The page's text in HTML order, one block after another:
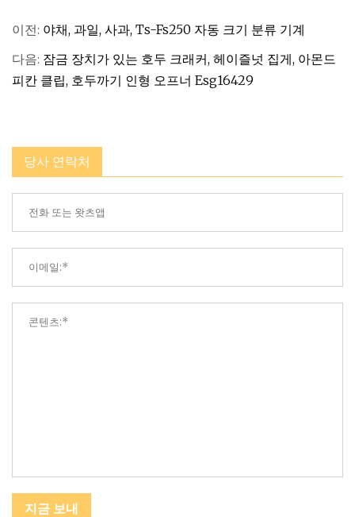
이전: 야채, 과일, 사과, Ts-Fs250 자동 크기 분류 기계
다음: 잠금 장치가 있는 호두 크래커, 헤이즐넛 집게, 아몬드
피칸 클립, 호두까기 인형 오프너 Esg16429
당사 연락처
지금 보내